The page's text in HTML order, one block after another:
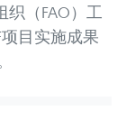
织（FAO）工
目实施成果